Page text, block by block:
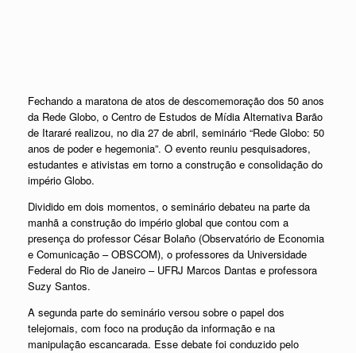
Fechando a maratona de atos de descomemoração dos 50 anos
da Rede Globo, o Centro de Estudos de Mídia Alternativa Barão
de Itararé realizou, no dia 27 de abril, seminário “Rede Globo: 50
anos de poder e hegemonia”. O evento reuniu pesquisadores,
estudantes e ativistas em torno a construção e consolidação do
império Globo.
Dividido em dois momentos, o seminário debateu na parte da
manhã a construção do império global que contou com a
presença do professor César Bolaño (Observatório de Economia
e Comunicação – OBSCOM), o professores da Universidade
Federal do Rio de Janeiro – UFRJ Marcos Dantas e professora
Suzy Santos.
A segunda parte do seminário versou sobre o papel dos
telejornais, com foco na produção da informação e na
manipulação escancarada. Esse debate foi conduzido pelo